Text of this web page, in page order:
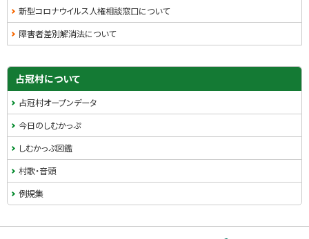
ー新型コロナウイルス人権相談窓口について
障害者差別解消法について
占冠村について
占冠村オープンデータ
今日のしむかっぷ
しむかっぷ図鑑
村歌・音頭
例規集